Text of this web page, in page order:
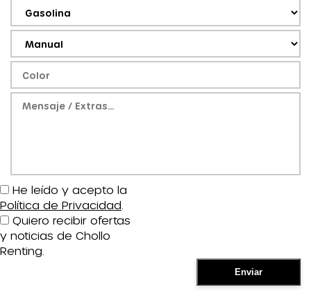
He leído y acepto la
Política de Privacidad
Quiero recibir ofertas
y noticias de Chollo
Renting.